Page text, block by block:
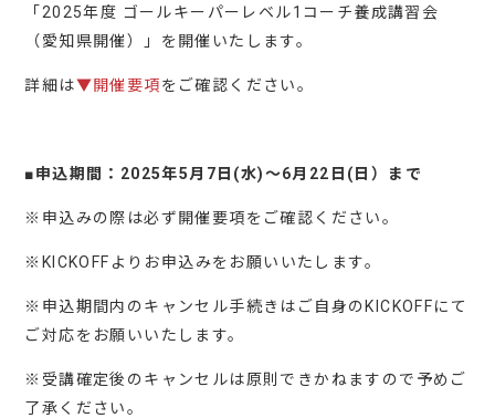
「2025年度 ゴールキーパーレベル1コーチ養成講習会
（愛知県開催）」を開催いたします。
詳細は▼開催要項をご確認ください。
■申込期間：2025年5月7日(水)～6月22日(日）まで
※申込みの際は必ず開催要項をご確認ください。
※KICKOFFよりお申込みをお願いいたします。
※申込期間内のキャンセル手続きはご自身のKICKOFFにて
ご対応をお願いいたします。
※受講確定後のキャンセルは原則できかねますので予めご
了承ください。